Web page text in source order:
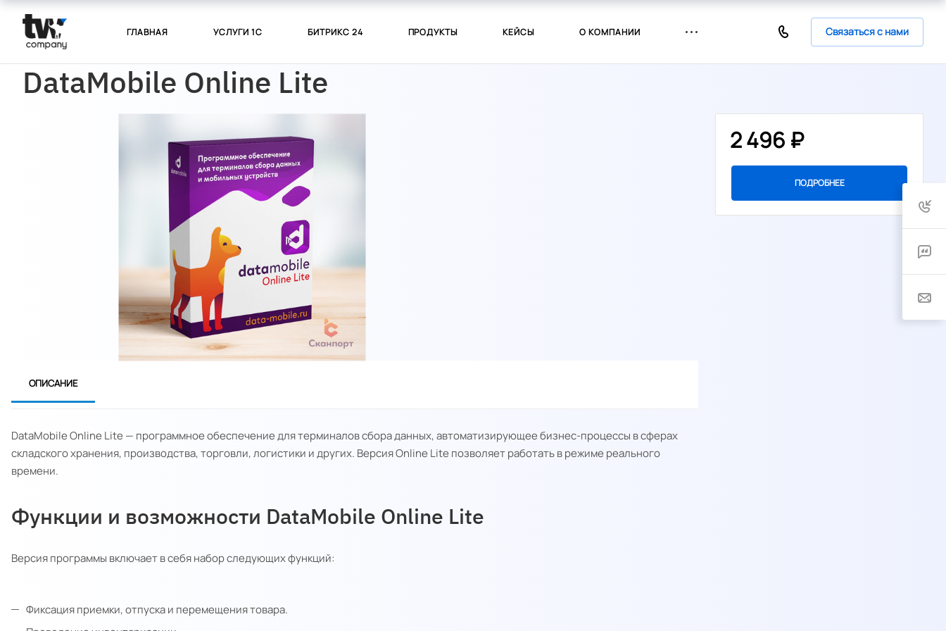
ГЛАВНАЯ УСЛУГИ 1С БИТРИКС 24 ПРОДУКТЫ КЕЙСЫ О КОМПАНИИ Связаться с нами
DataMobile Online Lite
2 496 ₽
ПОДРОБНЕЕ
ОПИСАНИЕ
DataMobile Online Lite — программное обеспечение для терминалов сбора данных, автоматизирующее бизнес-процессы в сферах
складского хранения, производства, торговли, логистики и других. Версия Online Lite позволяет работать в режиме реального
времени.
Функции и возможности DataMobile Online Lite
Версия программы включает в себя набор следующих функций:
Фиксация приемки, отпуска и перемещения товара.